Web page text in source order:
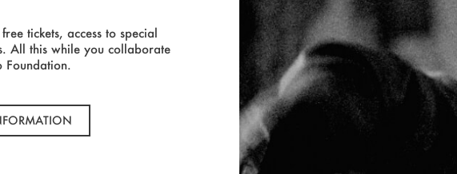
tickets, access to special
All this while you collaborate
Foundation.